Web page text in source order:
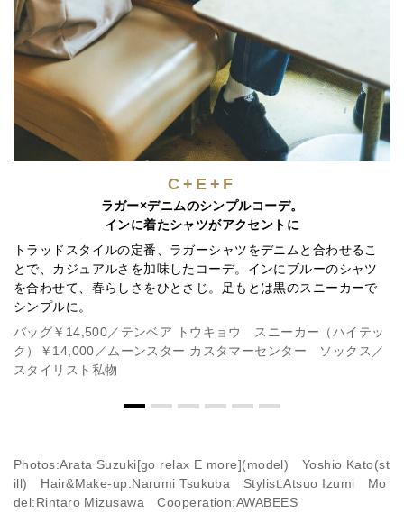
C+E+F
ラガー×デニムのシンプルコーデ。
インに着たシャツがアクセントに
トラッドスタイルの定番、ラガーシャツをデニムと合わせるこ
とで、カジュアルさを加味したコーデ。インにブルーのシャツ
を合わせて、春らしさをひとさじ。足もとは黒のスニーカーで
シンプルに。
バッグ￥14,500／テンベア トウキョウ スニーカー（ハイテッ
ク）￥14,000／ムーンスター カスタマーセンター ソックス／
スタイリスト私物
Photos:Arata Suzuki[go relax E more](model) Yoshio Kato(st
ill) Hair&Make-up:Narumi Tsukuba Stylist:Atsuo Izumi Mo
del:Rintaro Mizusawa Cooperation:AWABEES